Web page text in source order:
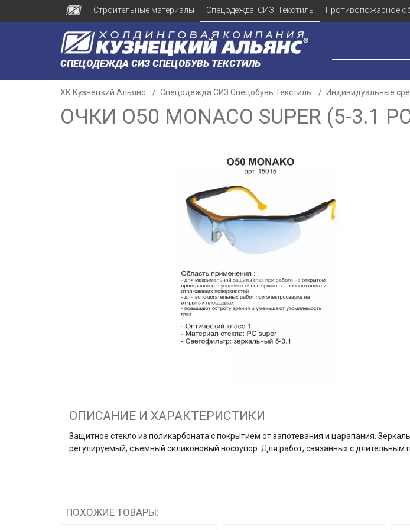
Строительные материалы Спецодежда, СИЗ, Текстиль Противопожарное
СПЕЦОДЕЖДА СИЗ СПЕЦОБУВЬ ТЕКСТИЛЬ
ХК Кузнецкий Альянс Спецодежда СИЗ Спецобувь Текстиль Индивидуальные
ОЧКИ О50 MONACO SUPER (5-3.1
ОПИСАНИЕ И ХАРАКТЕРИСТИКИ
Защитное стекло из поликарбоната с покрытием от запотевания и царапания.
регулируемый, съемный силиконовый носоупор. Для работ, связанных с длительным
ПОХОЖИЕ ТОВАРЫ:
Разбейте
на частибез
График платежей
Сегодня
25%